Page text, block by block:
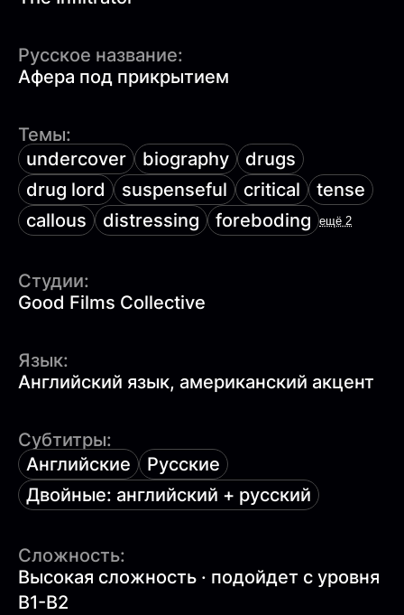
Русское название:
Афера под прикрытием
Темы:
undercover
biography
drugs
drug lord
suspenseful critical
tense
callous
distressing foreboding ещё 2
Студии:
Good Films Collective
Язык:
Английский язык, американский акцент
Субтитры:
Английские
Русские
Двойные: английский + русский
Сложность:
Высокая сложность · подойдет с уровня
B1-B2